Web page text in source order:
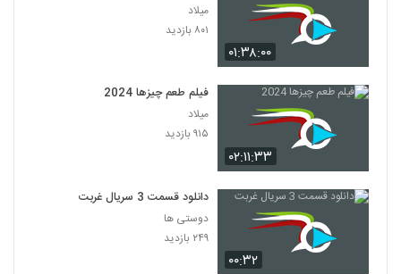
۰۱:۳۸:۰۰
میلاد
۸۰۱ بازدید
۰۲:۱۱:۳۳
فیلم طعم چیزها 2024
میلاد
۹۱۵ بازدید
۰۰:۳۲
دانلود قسمت 3 سریال غربت
دوستی ها
۲۴۹ بازدید